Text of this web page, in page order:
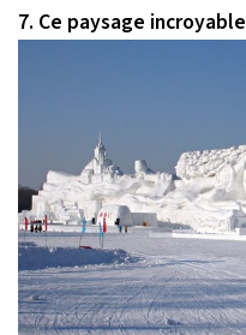
7. Ce paysage incroyable